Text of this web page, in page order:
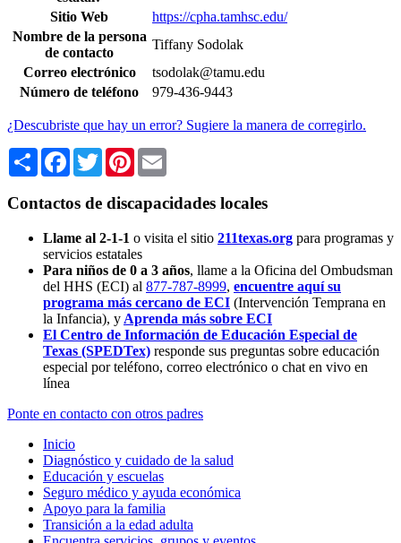
Sitio Web
https://cpha.tamhsc.edu/
Nombre de la persona
de contacto
Tiffany Sodolak
Correo electrónico
tsodolak@tamu.edu
Número de teléfono
979-436-9443
¿Descubriste que hay un error? Sugiere la manera de corregirlo.
Share Facebook
TwitterPinterest
Contactos de discapacidades locales
Llame al 2-1-1 o visita el sitio 211texas.org para programas y
servicios estatales
Para niños de 0 a 3 años, llame a la Oficina del Ombudsman
del HHS (ECI) al 877-787-8999, encuentre aquí su
programa más cercano de ECI (Intervención Temprana en
la Infancia), y Aprenda más sobre ECI
El Centro de Información de Educación Especial de
Texas (SPEDTex) responde sus preguntas sobre educación
especial por teléfono, correo electrónico o chat en vivo en
línea
Ponte en contacto con otros padres
Inicio
Diagnóstico y cuidado de la salud
Educación y escuelas
Seguro médico y ayuda económica
Apoyo para la familia
Transición a la edad adulta